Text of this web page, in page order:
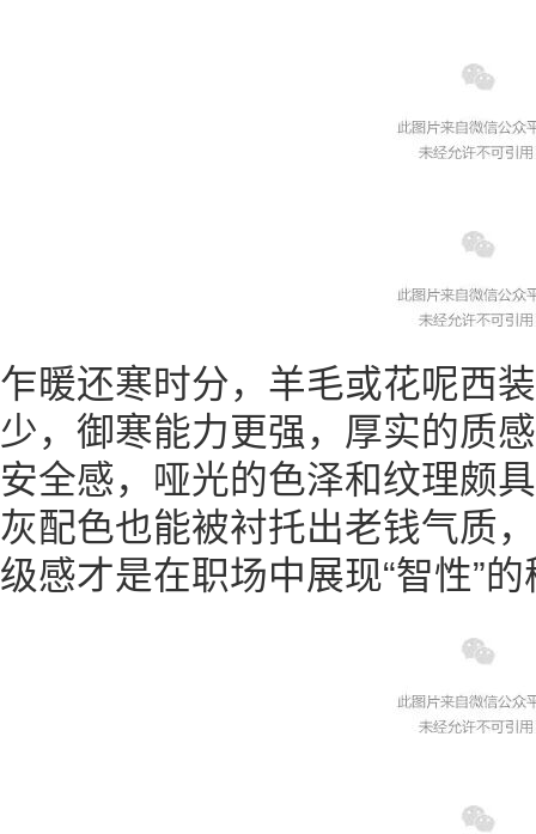
乍暖还寒时分，羊毛或花呢西
少，御寒能力更强，厚实的质
安全感，哑光的色泽和纹理颇
灰配色也能被衬托出老钱气质
级感才是在职场中展现“智性”